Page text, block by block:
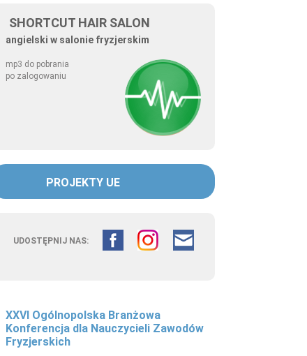
SHORTCUT HAIR SALON
angielski w salonie fryzjerskim
mp3 do pobrania
po zalogowaniu
PROJEKTY UE
UDOSTĘPNIJ NAS:
XXVI Ogólnopolska Branżowa
Konferencja dla Nauczycieli Zawodów
Fryzjerskich